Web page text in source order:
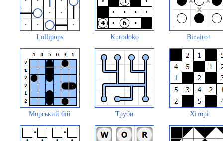
Lollipops Kurodoko Binairo+
Морський бій Труби Хіторі